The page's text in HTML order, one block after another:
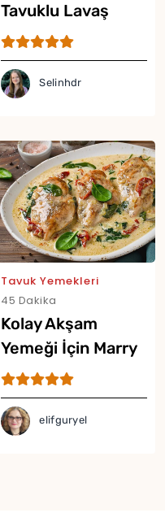
Tavuklu Lavaş
Külahı Tarifi
Selinhdr
Tavuk Yemekleri
45 Dakika
Kolay Akşam
Yemeği İçin Marry
Me Chicken Tarifi
elifguryel